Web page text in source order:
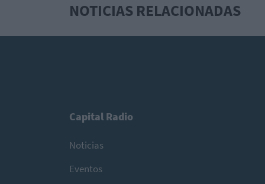
NOTICIAS RELACIONADAS
Capital Radio
Noticias
Eventos